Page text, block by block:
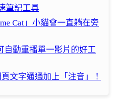
筆記工具
Cat」小貓會一直躺在旁
自動重播單一影片的好工
文字通通加上「注音」！